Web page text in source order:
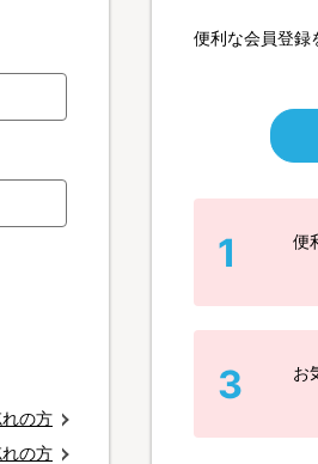
の方
の方
便利な会員登録
1
便
3
お